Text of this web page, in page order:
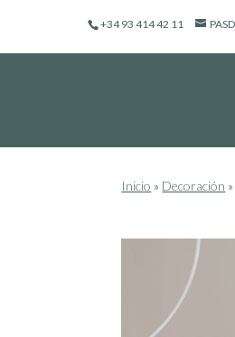
+34 93 414 42 11
productos
Inicio » Decoración »